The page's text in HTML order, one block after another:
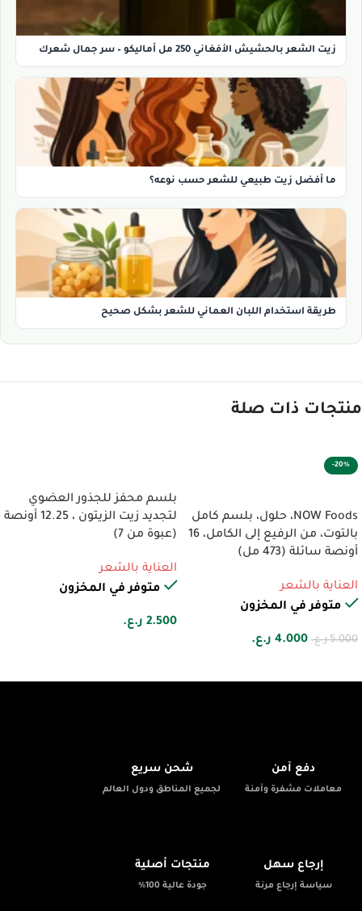
زيت الشعر بالحشيش الأفغاني 250 مل أماليكو – سر جمال شعرك
ما أفضل زيت طبيعي للشعر حسب نوعه؟
طريقة استخدام اللبان العماني للشعر بشكل صحيح
منتجات ذات صلة
-20%
NOW Foods، حلول، بلسم كامل
بالتوت، من الرفيع إلى الكامل، 16
أونصة سائلة (473 مل)
العناية بالشعر
متوفر في المخزون
5.000 ر.ع. 4.000 ر.ع.
بلسم محفز للجذور العضوي
لتجديد زيت الزيتون ، 12.25 أونصة
(عبوة من 7)
العناية بالشعر
متوفر في المخزون
2.500 ر.ع.
دفع آمن
معاملات مشفرة وآمنة
شحن سريع
لجميع المناطق ودول العالم
إرجاع سهل
سياسة إرجاع مرنة
منتجات أصلية
جودة عالية 100%